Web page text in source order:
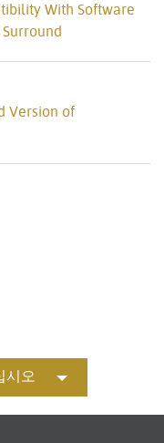
With Software
Version of
시오